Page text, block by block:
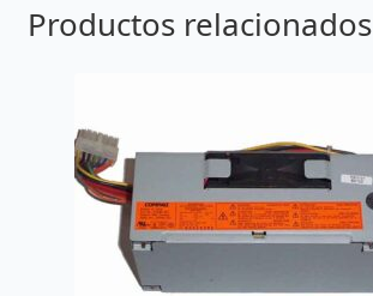
Productos relacionados